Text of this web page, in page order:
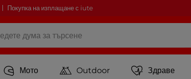
Покупка на изплащане с iute
Мото Outdoor Здраве